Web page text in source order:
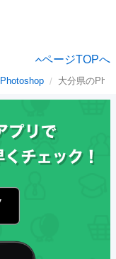
ページTOPへ
Photoshop 大分県の